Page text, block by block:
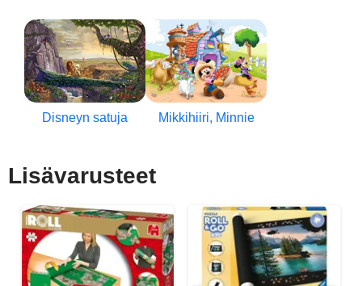
Disneyn satuja Mikkihiiri, Minnie
Lisävarusteet